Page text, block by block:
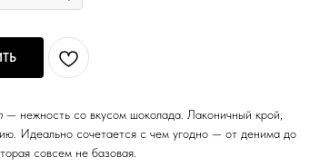
— нежность со вкусом шоколада. Лаконичный крой,
Идеально сочетается с чем угодно — от денима до
совсем не базовая.